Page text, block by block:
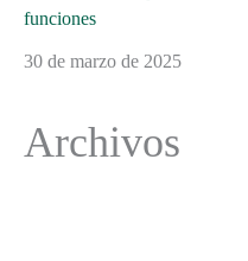
funciones
30 de marzo de 2025
Archivos